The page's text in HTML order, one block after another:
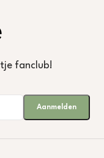
fanclub!